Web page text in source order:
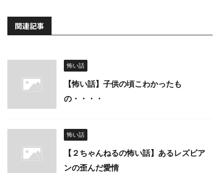
関連記事
怖い話
【怖い話】子供の頃こわかったも
の・・・・
怖い話
【２ちゃんねるの怖い話】あるレズビア
ンの歪んだ愛情